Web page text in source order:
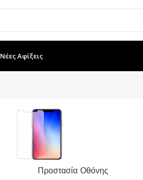
Νέες Αφίξεις
Προστασία Οθόνης